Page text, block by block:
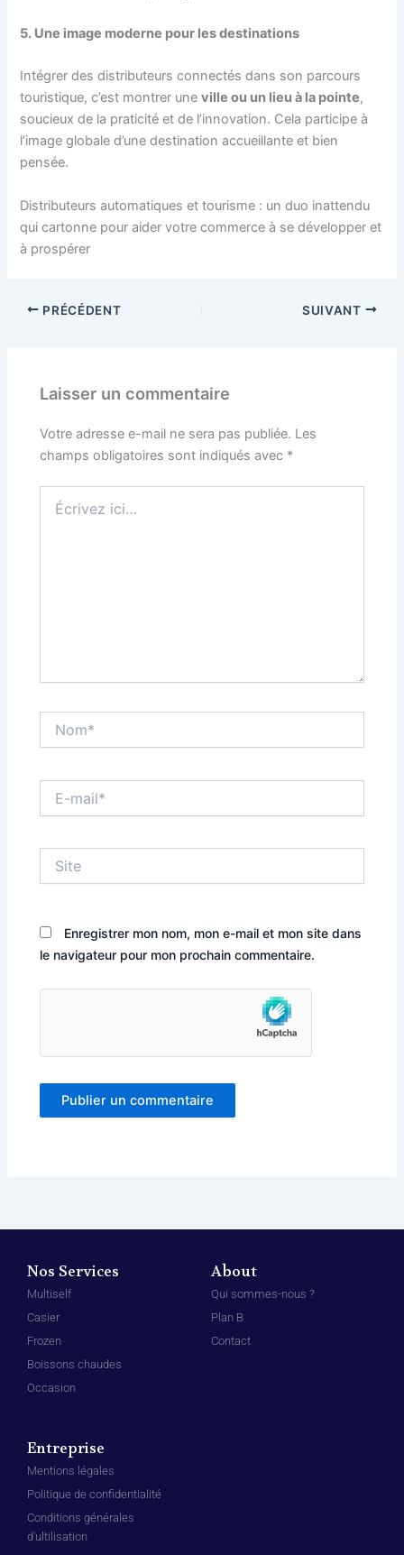
5. Une image moderne pour les destinations
Intégrer des distributeurs connectés dans son parcours
touristique, c’est montrer uneville ou un lieu à la pointe,
soucieux de la praticité et de l’innovation. Cela participe à
l’image globale d’une destination accueillante et bien
pensée.
Distributeurs automatiques et tourisme : un duo inattendu
qui cartonne pour aider votre commerce à se développer et
à prospérer
PRÉCÉDENT SUIVANT
Laisser un commentaire
Votre adresse e-mail ne sera pas publiée. Les
champs obligatoires sont indiqués avec *
ici…
mail*
Enregistrer mon nom, mon e-mail et mon site dans
le navigateur pour mon prochain commentaire.
Nos Services
Multiself
Casier
Frozen
Boissons chaudes
Occasion
About
Qui sommes-nous ?
Plan B
Contact
Entreprise
Mentions légales
Politique de confidentialité
Conditions générales
d'ultilisation